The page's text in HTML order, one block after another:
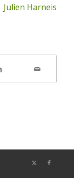
Julien Harneis